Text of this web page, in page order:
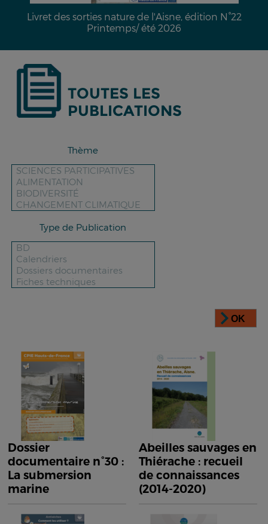
édition N°22
Fiche technique n°66
TOUTES LES
PUBLICATIONS
Thème
Type de Publication
OK
Dossier
documentaire n°30 :
La submersion
marine
Abeilles sauvages en
Thiérache : recueil
de connaissances
(2014-2020)